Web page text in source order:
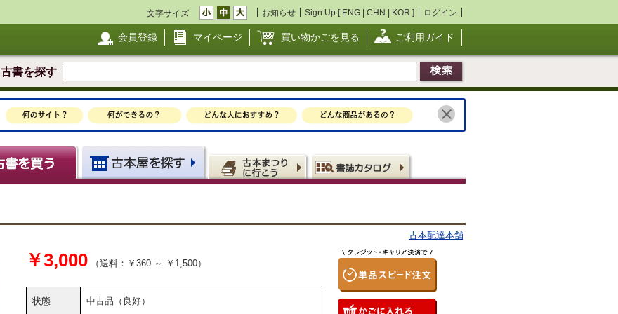
文字サイズ お知らせ Sign Up [ ENG | CHN | KOR ] ログイン
会員登録 マイページ 買い物かごを見る ご利用ガイド
古書を探す
古本配達本舗
￥3,000 （送料：￥360 ～ ￥1,500）
状態 中古品（良好）